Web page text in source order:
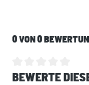
0 VON 0
Durchschnittliche
BEWERTE